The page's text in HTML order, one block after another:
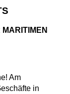
Am
in